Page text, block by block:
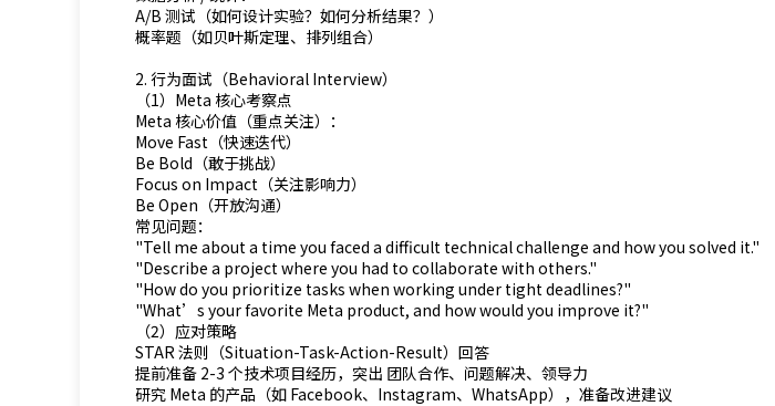
A/B 测试（如何设计实验？如何分析结果？）
概率题（如贝叶斯定理、排列组合）
2. 行为面试（Behavioral Interview）
（1）Meta 核心考察点
Meta 核心价值（重点关注）：
Move Fast（快速迭代）
Be Bold（敢于挑战）
Focus on Impact（关注影响力）
Be Open（开放沟通）
常见问题：
"Tell me about a time you faced a difficult technical challenge and how you solved it."
"Describe a project where you had to collaborate with others."
"How do you prioritize tasks when working under tight deadlines?"
"What’s your favorite Meta product, and how would you improve it?"
（2）应对策略
STAR 法则（Situation-Task-Action-Result）回答
提前准备 2-3 个技术项目经历，突出 团队合作、问题解决、领导力
研究 Meta 的产品（如 Facebook、Instagram、WhatsApp），准备改进建议